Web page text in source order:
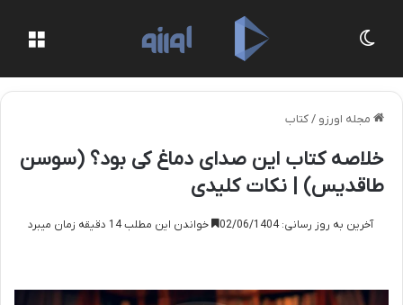
مجله اورزو /کتاب
خلاصه کتاب این صدای دماغ کی بود؟ (سوسن
طاقدیس) | نکات کلیدی
آخرین به روز رسانی: 02/06/1404 خواندن این مطلب 14 دقیقه زمان میبرد